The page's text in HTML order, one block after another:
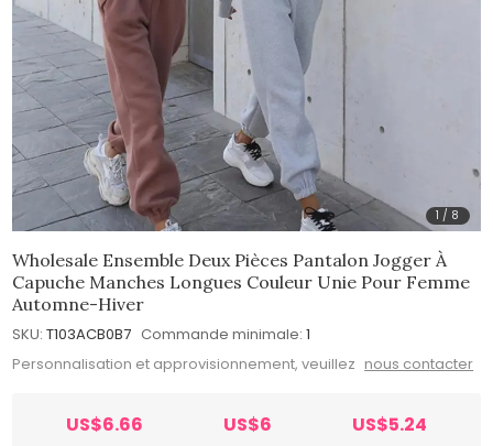
1 / 8
Wholesale Ensemble Deux Pièces Pantalon Jogger À
Capuche Manches Longues Couleur Unie Pour Femme
Automne-Hiver
SKU: T103ACB0B7 Commande minimale: 1
Personnalisation et approvisionnement, veuillez nous contacter
US$6.66 US$6 US$5.24